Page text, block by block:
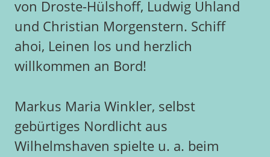
von Droste-Hülshoff, Ludwig Uhland
und Christian Morgenstern. Schiff
ahoi, Leinen los und herzlich
willkommen an Bord!
Markus Maria Winkler, selbst
gebürtiges Nordlicht aus
Wilhelmshaven spielte u. a. beim